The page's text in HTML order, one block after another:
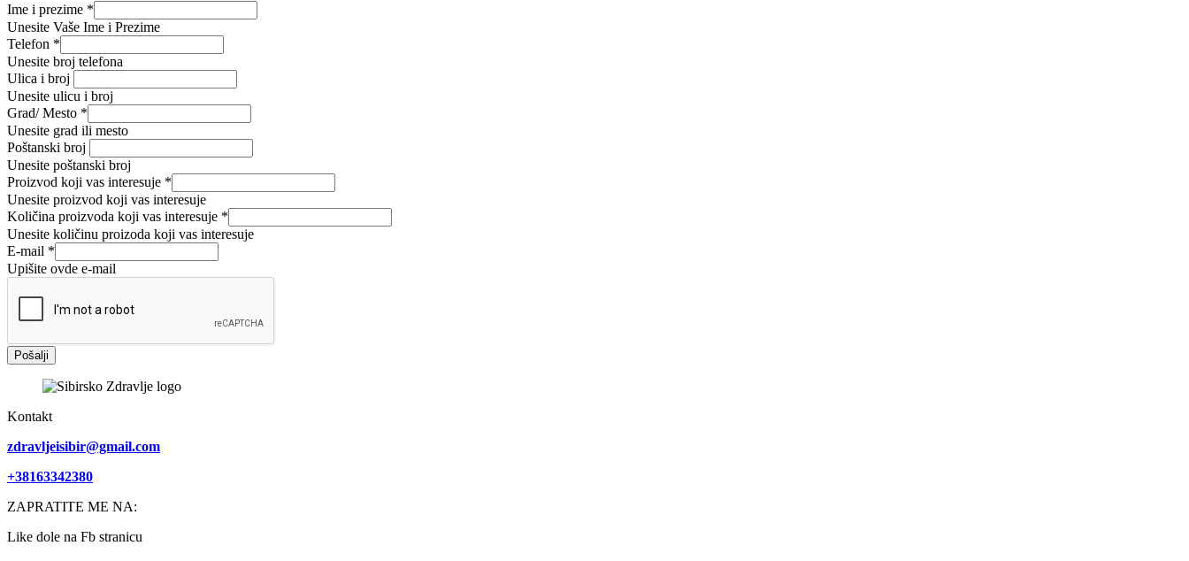
Ime i prezime *
Unesite Vaše Ime i Prezime
Telefon *
Unesite broj telefona
Ulica i broj
Unesite ulicu i broj
Grad/ Mesto *
Unesite grad ili mesto
Poštanski broj
Unesite poštanski broj
Proizvod koji vas interesuje *
Unesite proizvod koji vas interesuje
Količina proizvoda koji vas interesuje *
Unesite količinu proizoda koji vas interesuje
E-mail *
Upišite ovde e-mail
Pošalji
Kontakt
zdravljeisibir@gmail.com
+38163342380
ZAPRATITE ME NA:
Like dole na Fb stranicu